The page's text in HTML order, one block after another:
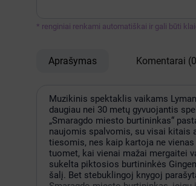
* renginiai renkami automatiškai ir gali būti
Aprašymas Komentarai
Muzikinis spektaklis vaikams
daugiau nei 30 metų gyvuojantis
„Smaragdo miesto burtininkas“
naujomis spalvomis, su visai kitais
tiesomis, nes kaip kartoja ne
tuomet, kai vienai mažai mergaitei
sukelta piktosios burtininkės
šalį. Bet stebuklingoj knygoj